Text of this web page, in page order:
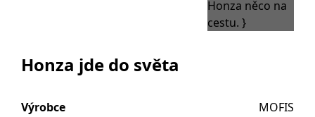
Honza jde do světa
Výrobce
MOFIS